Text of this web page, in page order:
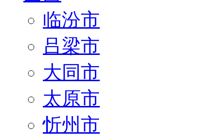
临汾市
吕梁市
大同市
太原市
忻州市